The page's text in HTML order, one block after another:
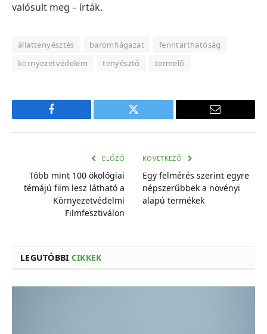
valósult meg – írták.
állattenyésztés baromfiágazat
fenntarthatóság
környezetvédelem
tenyésztő termelő
Facebook Twitter
E-
ELŐZŐ
Több mint 100 ökológiai
témájú film lesz látható a
Környezetvédelmi
Filmfesztiválon
KÖVETKEZŐ
Egy felmérés szerint egyre
népszerűbbek a növényi
alapú termékek
LEGUTÓBBI CIKKEK